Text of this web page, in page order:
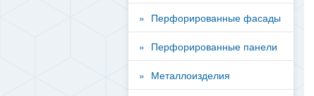
Перфорированные фасады
Перфорированные панели
Металлоизделия